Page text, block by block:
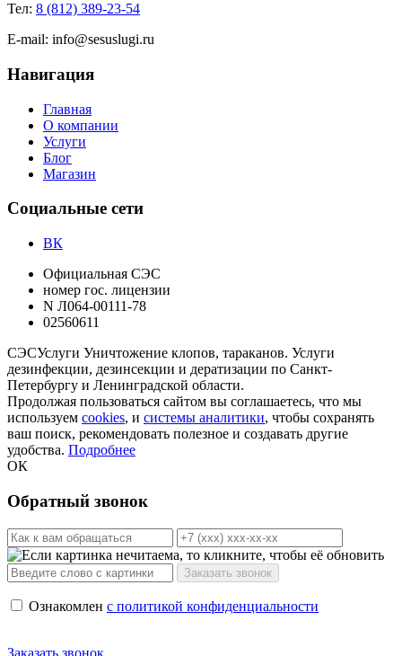
Тел: 8 (812) 389-23-54
E-mail: info@sesuslugi.ru
Навигация
Главная
О компании
Услуги
Блог
Магазин
Социальные сети
ВК
Официальная СЭС
номер гос. лицензии
N Л064-00111-78
02560611
СЭСУслуги Уничтожение клопов, тараканов. Услуги
дезинфекции, дезинсекции и дератизации по Санкт-
Петербургу и Ленинградской области.
Продолжая пользоваться сайтом вы соглашаетесь, что мы
используем cookies, и системы аналитики, чтобы сохранять
ваш поиск, рекомендовать полезное и создавать другие
удобства. Подробнее
ОК
Обратный звонок
Ознакомлен с политикой конфиденциальности
Заказать звонок